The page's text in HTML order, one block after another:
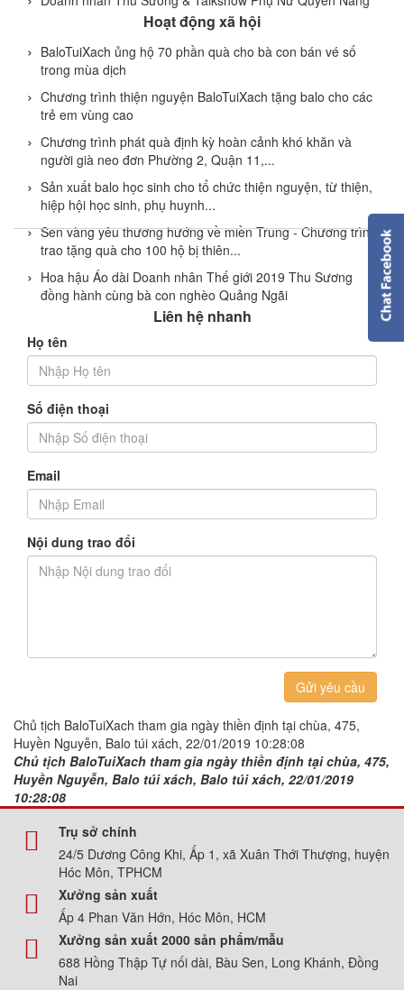
Hoạt động xã hội
BaloTuiXach ủng hộ 70 phần quà cho bà con bán vé số
trong mùa dịch
Chương trình thiện nguyện BaloTuiXach tặng balo cho các
trẻ em vùng cao
Chương trình phát quà định kỳ hoàn cảnh khó khăn và
người già neo đơn Phường 2, Quận 11,...
Sản xuất balo học sinh cho tổ chức thiện nguyện, từ thiện,
hiệp hội học sinh, phụ huynh...
Sen vàng yêu thương hướng về miền Trung - Chương trình
trao tặng quà cho 100 hộ bị thiên...
Hoa hậu Áo dài Doanh nhân Thế giới 2019 Thu Sương
đồng hành cùng bà con nghèo Quảng Ngãi
Liên hệ nhanh
Họ tên
Số điện thoại
Email
Nội dung trao đổi
Gửi yêu cầu
Chủ tịch BaloTuiXach tham gia ngày thiền định tại chùa, 475,
Huyền Nguyễn, Balo túi xách, 22/01/2019 10:28:08
Chủ tịch BaloTuiXach tham gia ngày thiền định tại chùa, 475,
Huyền Nguyễn, Balo túi xách, Balo túi xách, 22/01/2019
10:28:08
Trụ sở chính
24/5 Dương Công Khi, Ấp 1, xã Xuân Thới Thượng, huyện
Hóc Môn, TPHCM
Xưởng sản xuất
Ấp 4 Phan Văn Hớn, Hóc Môn, HCM
Xưởng sản xuất 2000 sản phẩm/mẫu
688 Hồng Thập Tự nối dài, Bàu Sen, Long Khánh, Đồng
Nai